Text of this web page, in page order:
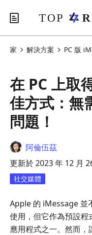
家 解決方案 PC 版
在 PC 上取
佳方式：無
問題！
阿倫伍茲
更新於 2023 年 12 月
社交媒體
Apple 的 iMessage 並
使用，但它作為預設
應用程式之一。然而